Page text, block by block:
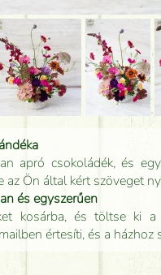
apró csokoládék, és
az Ön által kért szöveget
és egyszerűen
kosárba, és töltse ki a
értesíti, és a